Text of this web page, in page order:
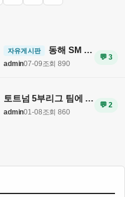
자유게시판 동해 SM 퇴사 후 몇 달 울었다고 고백해
admin07-09조회 890
💬 3
토트넘 5부리그 팀에 무득점 패배 충격
admin01-08조회 860
💬 2